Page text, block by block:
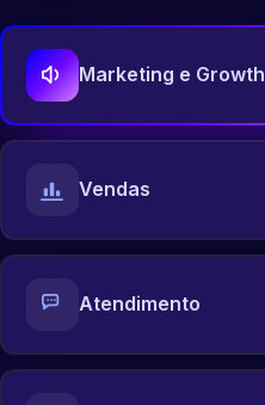
Marketing e Growth
Vendas
Atendimento